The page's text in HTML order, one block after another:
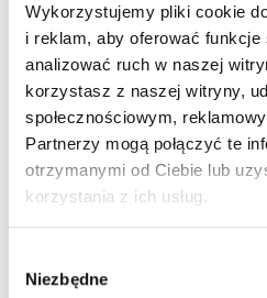
Wykorzystujemy pliki cookie
i reklam, aby oferować funkcje
analizować ruch w naszej
korzystasz z naszej witryny,
społecznościowym,
Partnerzy mogą połączyć te
otrzymanymi od Ciebie lub
korzystania z ich usług.
zgody
Niezbędne
Informacje
System operacyjny
Android 4.4
1 GB